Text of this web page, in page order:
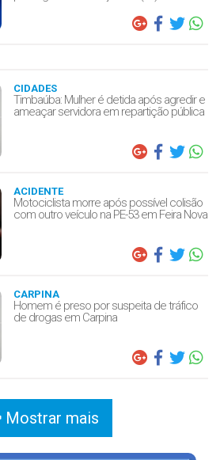
CIDADES
Timbaúba: Mulher é detida após agredir e
ameaçar servidora em repartição pública
ACIDENTE
Motociclista morre após possível colisão
com outro veículo na PE-53 em Feira Nova
CARPINA
Homem é preso por suspeita de tráfico
de drogas em Carpina
Mostrar mais